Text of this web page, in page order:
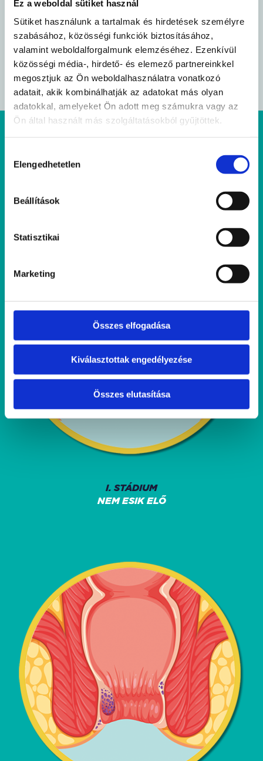
Ez a weboldal sütiket használ
Sütiket használunk a tartalmak és hirdetések személyre
szabásához, közösségi funkciók biztosításához,
valamint weboldalforgalmunk elemzéséhez. Ezenkívül
közösségi média-, hirdető- és elemező partnereinkkel
megosztjuk az Ön weboldalhasználatra vonatkozó
adatait, akik kombinálhatják az adatokat más olyan
adatokkal, amelyeket Ön adott meg számukra vagy az
Ön által használt más szolgáltatásokból gyűjtöttek.
kiválasztása
Elengedhetetlen
Beállítások
Statisztikai
Marketing
Összes elfogadása
Kiválasztottak engedélyezése
Összes elutasítása
KEVÉS FOLYADÉK
I. STÁDIUM
NEM ESIK ELŐ